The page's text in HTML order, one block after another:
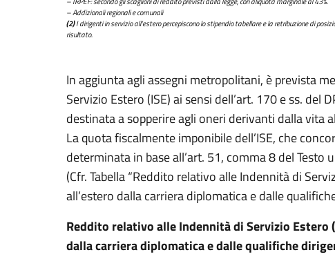
– Addizionali regionali e comunali
(2)I dirigenti in servizio all’estero percepiscono lo stipendio tabellare e la retribuzione di
risultato.
In aggiunta agli assegni metropolitani, è prevista
Servizio Estero (ISE) ai sensi dell’art. 170 e ss.
destinata a sopperire agli oneri derivanti dalla vita
La quota fiscalmente imponibile dell’ISE, che
determinata in base all’art. 51, comma 8 del
(Cfr. Tabella “Reddito relativo alle Indennità di
all’estero dalla carriera diplomatica e dalle
Reddito relativo alle Indennità di Servizio
dalla carriera diplomatica e dalle qualifiche